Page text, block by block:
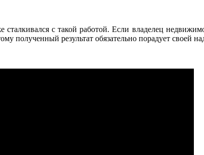
с такой работой. Если владелец
полученный результат обязательно порадует своей